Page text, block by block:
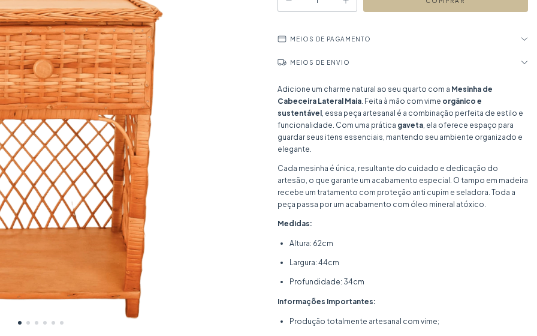
MEIOS DE PAGAMENTO
MEIOS DE ENVIO
Adicione um charme natural ao seu quarto com a Mesinha de
Cabeceira Lateral Maia. Feita à mão com vime orgânico e
sustentável , essa peça artesanal é a combinação perfeita de estilo e
funcionalidade. Com uma prática gaveta, ela oferece espaço para
guardar seus itens essenciais, mantendo seu ambiente organizado e
elegante.
Cada mesinha é única, resultante do cuidado e dedicação do
artesão, o que garante um acabamento especial. O tampo em madeira
recebe um tratamento com proteção anti cupim e seladora. Toda a
peça passa por um acabamento com óleo mineral atóxico.
Medidas:
Altura: 62cm
Largura: 44cm
Profundidade: 34cm
Informações Importantes:
Produção totalmente artesanal com vime;